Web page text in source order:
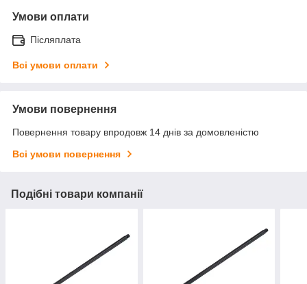
Умови оплати
Післяплата
Всі умови оплати
Умови повернення
Повернення товару впродовж 14 днів за домовленістю
Всі умови повернення
Подібні товари компанії